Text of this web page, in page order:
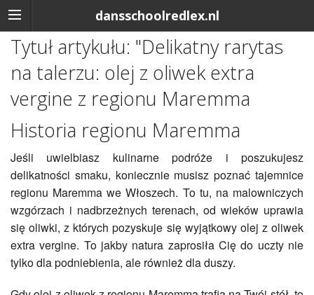
dansschoolredlex.nl
Tytuł artykułu: "Delikatny rarytas
na talerzu: olej z oliwek extra
vergine z regionu Maremma
Historia regionu Maremma
Jeśli uwielbiasz kulinarne podróże i poszukujesz
delikatności smaku, koniecznie musisz poznać tajemnice
regionu Maremma we Włoszech. To tu, na malowniczych
wzgórzach i nadbrzeżnych terenach, od wieków uprawia
się oliwki, z których pozyskuje się wyjątkowy olej z oliwek
extra vergine. To jakby natura zaprosiła Cię do uczty nie
tylko dla podniebienia, ale również dla duszy.